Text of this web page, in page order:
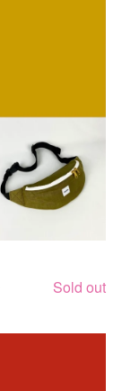
Sold out